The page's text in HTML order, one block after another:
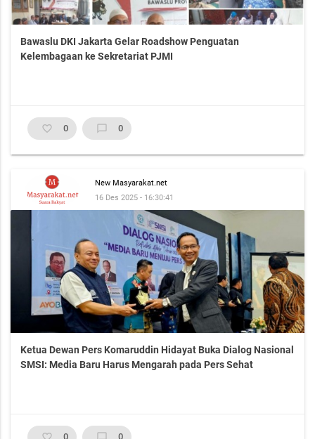
Bawaslu DKI Jakarta Gelar Roadshow Penguatan
Kelembagaan ke Sekretariat PJMI
favorite_border 0 chat_bubble_outline 0
New Masyarakat.net
16 Des 2025 - 16:30:41
Ketua Dewan Pers Komaruddin Hidayat Buka Dialog Nasional
SMSI: Media Baru Harus Mengarah pada Pers Sehat
0 0